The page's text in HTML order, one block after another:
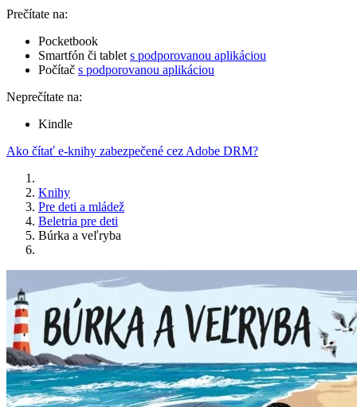
Prečítate na:
Pocketbook
Smartfón či tablet s podporovanou aplikáciou
Počítač s podporovanou aplikáciou
Neprečítate na:
Kindle
Ako čítať e-knihy zabezpečené cez Adobe DRM?
Knihy
Pre deti a mládež
Beletria pre deti
Búrka a veľryba